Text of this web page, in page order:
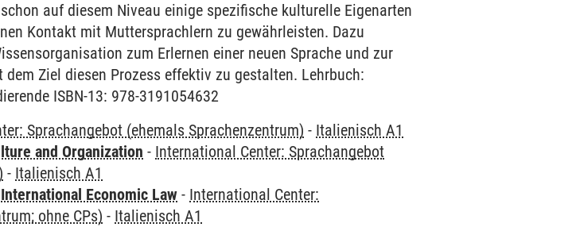
auf diesem Niveau einige spezifische kulturelle Eigenarten
Kontakt mit Muttersprachlern zu gewährleisten. Dazu
zum Erlernen einer neuen Sprache und zur
Ziel diesen Prozess effektiv zu gestalten. Lehrbuch:
ISBN-13: 978-3191054632
Sprachangebot (ehemals Sprachenzentrum) - Italienisch A1
and Organization - International Center: Sprachangebot
- Italienisch A1
Economic Law - International Center:
ohne CPs) - Italienisch A1